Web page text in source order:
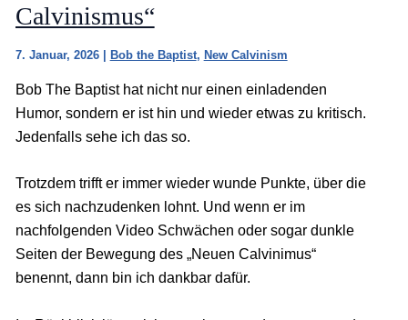
Calvinismus“
7. Januar, 2026 | Bob the Baptist, New Calvinism
Bob The Baptist hat nicht nur einen einladenden
Humor, sondern er ist hin und wieder etwas zu kritisch.
Jedenfalls sehe ich das so.
Trotzdem trifft er immer wieder wunde Punkte, über die
es sich nachzudenken lohnt. Und wenn er im
nachfolgenden Video Schwächen oder sogar dunkle
Seiten der Bewegung des „Neuen Calvinimus“
benennt, dann bin ich dankbar dafür.